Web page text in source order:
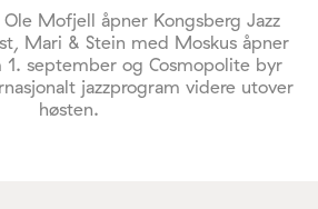
Mofjell åpner Kongsberg Jazz
Mari & Stein med Moskus åpner
1. september og Cosmopolite byr
jazzprogram videre utover
høsten.